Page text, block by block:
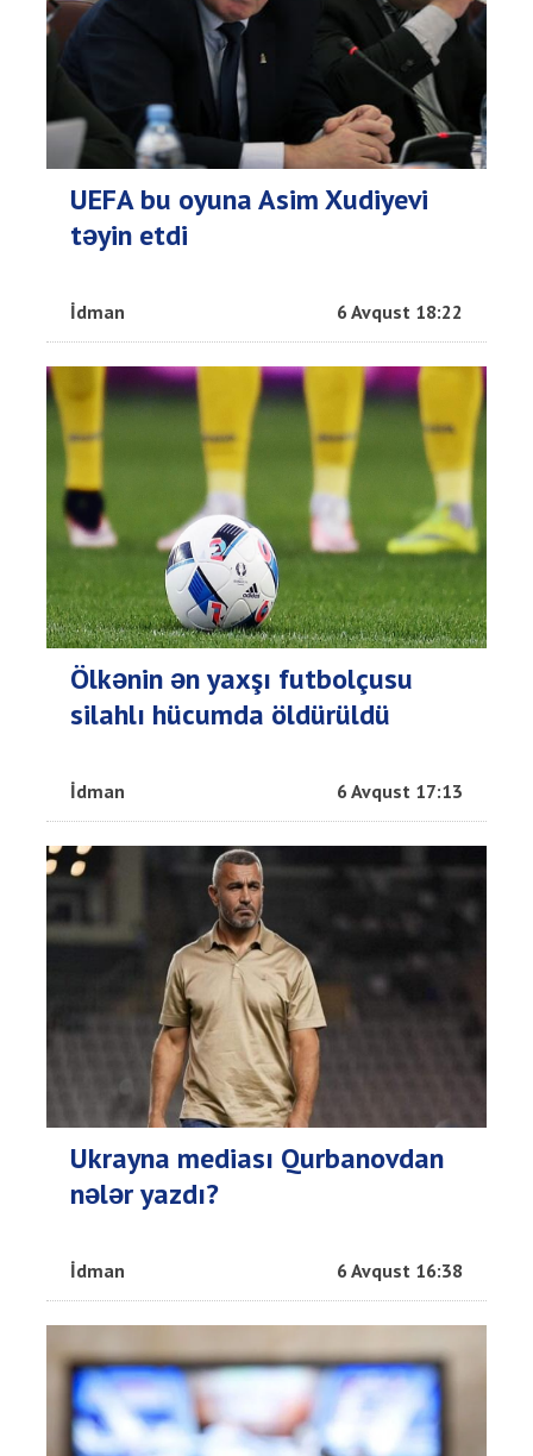
UEFA bu oyuna Asim Xudiyevi
təyin etdi
İdman 6 Avqust 18:22
Ölkənin ən yaxşı futbolçusu
silahlı hücumda öldürüldü
İdman 6 Avqust 17:13
Ukrayna mediası Qurbanovdan
nələr yazdı?
İdman 6 Avqust 16:38